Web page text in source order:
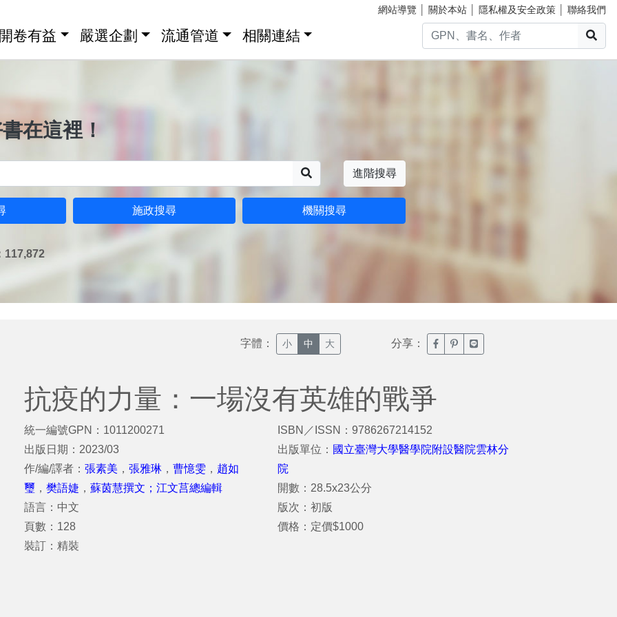
網站導覽 關於本站 隱私權及安全政策 聯絡我們
卷有益 嚴選企劃 流通管道 相關連結
在這裡！
進階搜尋
施政搜尋 機關搜尋
117,872
字體： 小 中 大 分享： 臉書分享(另開新視窗)
噗浪分享(另開新視窗)
Line分享(另開新視窗)
抗疫的力量：一場沒有英雄的戰爭
統一編號GPN：1011200271
出版日期：2023/03
作/編/譯者： 張素美 ， 張雅琳 ， 曹憶雯 ， 趙如
璽 ， 樊語婕 ， 蘇茵慧撰文；江文莒總編輯
語言：中文
頁數：128
裝訂：精裝
ISBN／ISSN：9786267214152
出版單位： 國立臺灣大學醫學院附設醫院雲林分
院
開數：28.5x23公分
版次：初版
價格：定價$1000